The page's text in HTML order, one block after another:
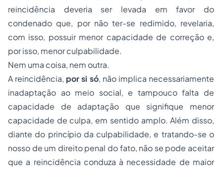
reincidência deveria ser levada em favor do
condenado que, por não ter-se redimido, revelaria,
com isso, possuir menor capacidade de correção e,
por isso, menor culpabilidade.
Nem uma coisa, nem outra.
A reincidência, por si só, não implica necessariamente
inadaptação ao meio social, e tampouco falta de
capacidade de adaptação que signifique menor
capacidade de culpa, em sentido amplo. Além disso,
diante do princípio da culpabilidade, e tratando-se o
nosso de um direito penal do fato, não se pode aceitar
que a reincidência conduza à necessidade de maior